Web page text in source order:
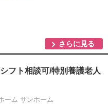
さらに見る
フト相談可/特別養護老人
ーム サンホーム